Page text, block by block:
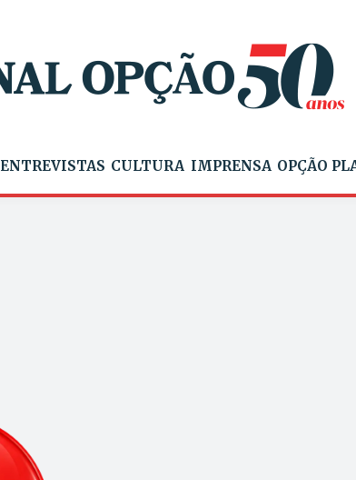
ENTREVISTAS CULTURA IMPRENSA OPÇÃO